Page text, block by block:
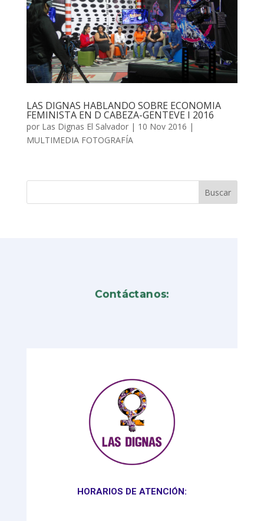
LAS DIGNAS HABLANDO SOBRE ECONOMIA
FEMINISTA EN D CABEZA-GENTEVE I 2016
por Las Dignas El Salvador| 10 Nov 2016 |
MULTIMEDIA FOTOGRAFÍA
Contáctanos:
HORARIOS DE ATENCIÓN: